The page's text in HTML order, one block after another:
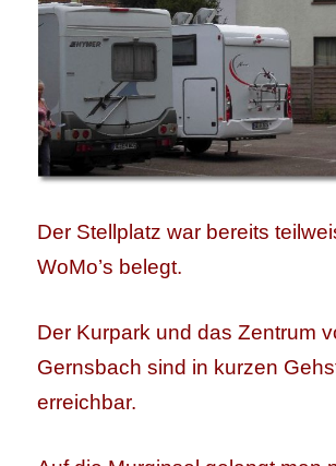
Der Stellplatz war bereits
WoMo’s belegt.
Der Kurpark und das Zentrum
Gernsbach sind in kurzen
erreichbar.